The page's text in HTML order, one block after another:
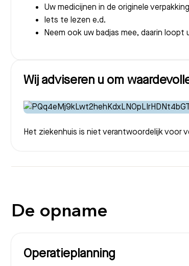
Uw medicijnen in de originele verpakking
Iets te lezen e.d.
Neem ook uw badjas mee, daarin loopt
Wij adviseren u om
Het ziekenhuis is niet verantwoordelijk voor
De opname
Operatieplanning